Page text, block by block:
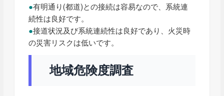
●有明通り(都道)との接続は容易なので、系統連
続性は良好です。
●接道状況及び系統連続性は良好であり、火災時
の災害リスクは低いです。
地域危険度調査